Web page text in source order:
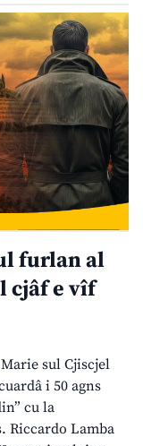
furlan al
cjâf e vîf
sul Cjiscjel
i 50 agns
cu la
Riccardo Lamba